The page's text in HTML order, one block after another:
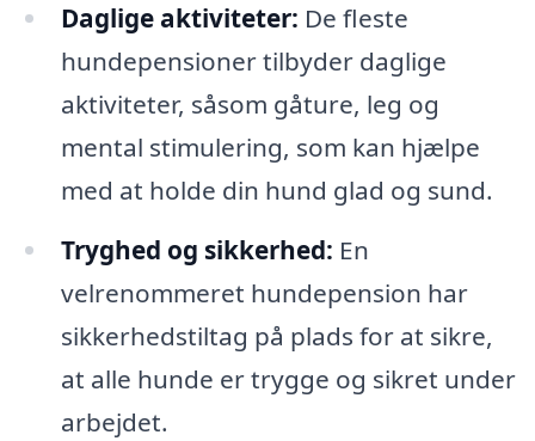
Daglige aktiviteter: De fleste
hundepensioner tilbyder daglige
aktiviteter, såsom gåture, leg og
mental stimulering, som kan hjælpe
med at holde din hund glad og sund.
Tryghed og sikkerhed: En
velrenommeret hundepension har
sikkerhedstiltag på plads for at sikre,
at alle hunde er trygge og sikret under
arbejdet.